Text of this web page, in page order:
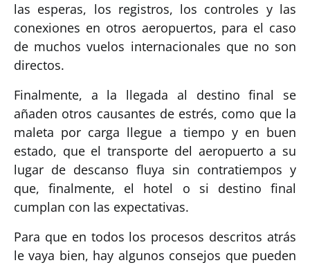
las esperas, los registros, los controles y las
conexiones en otros aeropuertos, para el caso
de muchos vuelos internacionales que no son
directos.
Finalmente, a la llegada al destino final se
añaden otros causantes de estrés, como que la
maleta por carga llegue a tiempo y en buen
estado, que el transporte del aeropuerto a su
lugar de descanso fluya sin contratiempos y
que, finalmente, el hotel o si destino final
cumplan con las expectativas.
Para que en todos los procesos descritos atrás
le vaya bien, hay algunos consejos que pueden